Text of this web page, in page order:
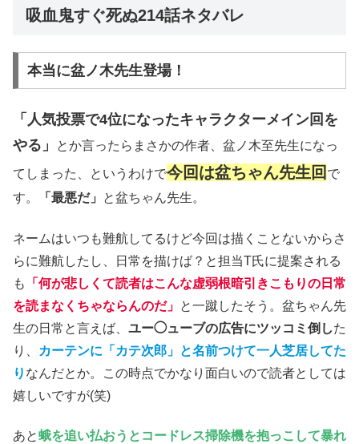
吸血鬼すぐ死ぬ214話ネタバレ
本当に盆ノ木先生登場！
「人気投票で4位になったキャラクターメイン回を
やる」
とか言ったらまさかの作者、盆ノ木至先生になっ
てしまった、というわけで今回は盆ちゃん先生回 で
す。
「最悪だ」 と盆ちゃん先生。
ネームはいつも難航してるけど今回は描くことないからさ
らに難航したし、日常を描けば？と担当T氏に提案される
も
「何が悲しくて読者はこんな虚弱根暗引きこもりの日常
を読まなくちゃならんのだ」 と一蹴したそう。盆ちゃん先
生の日常と言えば、 ユー◯ューブの広告にツッコミ倒した
り、
カーテンに「カテ次郎」と名前つけて一人芝居してた
り なんだとか。この時点でかなり面白いので読者としては
嬉しいですが(笑)
あと蛾を追い払おうとコードレス掃除機を抱っこして暴れ